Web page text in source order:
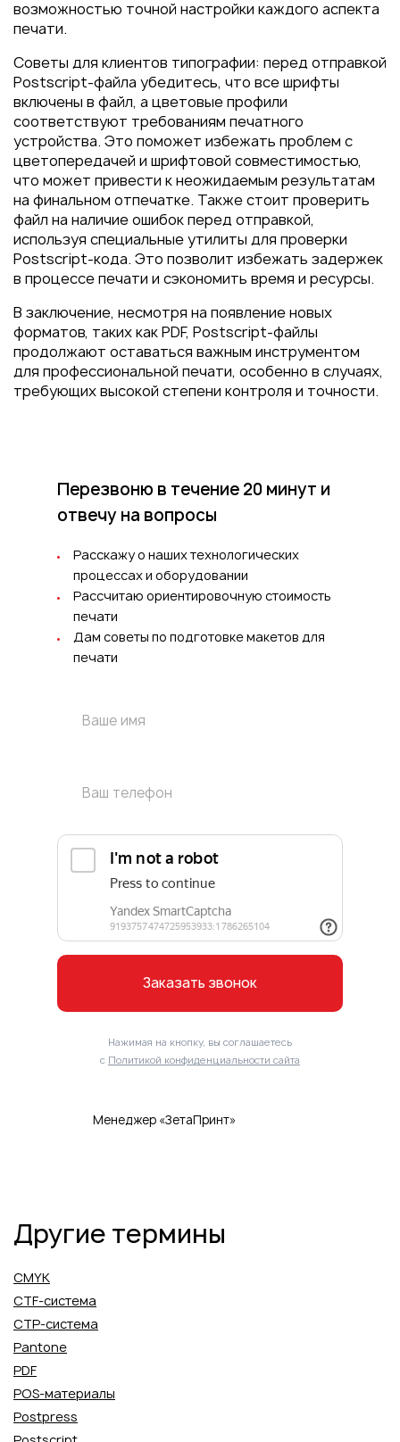
возможностью точной настройки каждого аспекта
печати.
Советы для клиентов типографии: перед отправкой
Postscript-файла убедитесь, что все шрифты
включены в файл, а цветовые профили
соответствуют требованиям печатного
устройства. Это поможет избежать проблем с
цветопередачей и шрифтовой совместимостью,
что может привести к неожидаемым результатам
на финальном отпечатке. Также стоит проверить
файл на наличие ошибок перед отправкой,
используя специальные утилиты для проверки
Postscript-кода. Это позволит избежать задержек
в процессе печати и сэкономить время и ресурсы.
В заключение, несмотря на появление новых
форматов, таких как PDF, Postscript-файлы
продолжают оставаться важным инструментом
для профессиональной печати, особенно в случаях,
требующих высокой степени контроля и точности.
Менеджер «ЗетаПринт»
Перезвоню в течение 20 минут и
отвечу на вопросы
Расскажу о наших технологических
процессах и оборудовании
Рассчитаю ориентировочную стоимость
печати
Дам советы по подготовке макетов для
печати
Заказать звонок
Нажимая на кнопку, вы соглашаетесь
с Политикой конфиденциальности сайта
Другие термины
CMYK
CTF-система
CTP-система
Pantone
PDF
POS-материалы
Postpress